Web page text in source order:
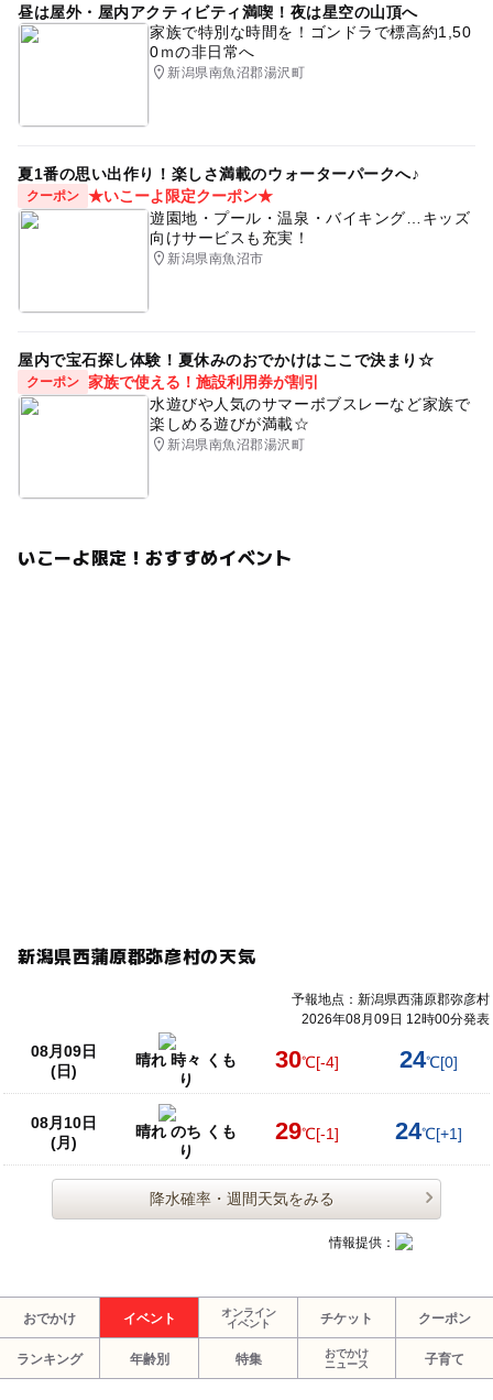
昼は屋外・屋内アクティビティ満喫！夜は星空の山頂へ
家族で特別な時間を！ゴンドラで標高約1,50
0ｍの非日常へ
新潟県南魚沼郡湯沢町
夏1番の思い出作り！楽しさ満載のウォーターパークへ♪
クーポン ★いこーよ限定クーポン★
遊園地・プール・温泉・バイキング…キッズ
向けサービスも充実！
新潟県南魚沼市
屋内で宝石探し体験！夏休みのおでかけはここで決まり☆
クーポン 家族で使える！施設利用券が割引
水遊びや人気のサマーボブスレーなど家族で
楽しめる遊びが満載☆
新潟県南魚沼郡湯沢町
いこーよ限定！おすすめイベント
新潟県西蒲原郡弥彦村の天気
予報地点：新潟県西蒲原郡弥彦村
2026年08月09日 12時00分発表
08月09日
(日)
晴れ 時々 くも
り
30℃[-4] 24℃[0]
08月10日
(月)
晴れ のち くも
り
29℃[-1] 24℃[+1]
降水確率・週間天気をみる
情報提供：
おでかけ イベント
オンライン
イベント
チケット クーポン
ランキング 年齢別 特集
おでかけ
ニュース
子育て